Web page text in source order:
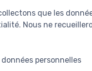
que les
Nous ne
personnelles